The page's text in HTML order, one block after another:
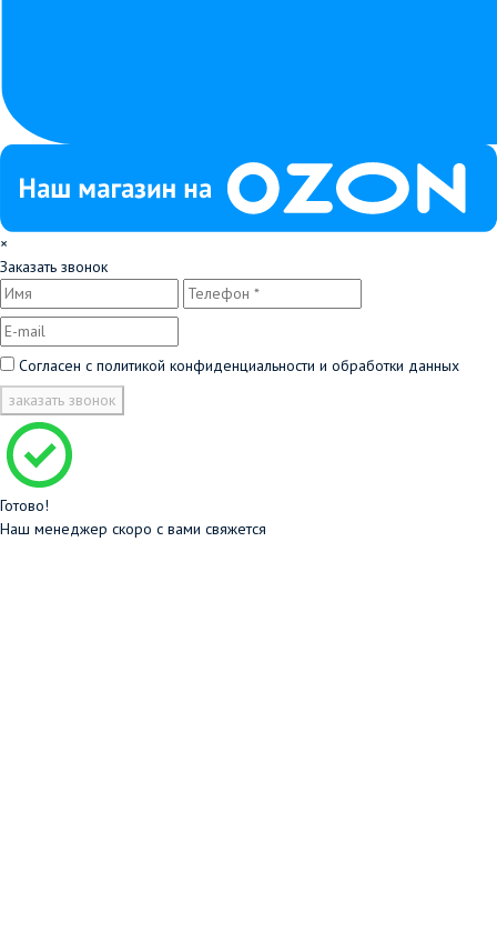
×
Заказать звонок
Согласен с политикой конфиденциальности и обработки данных
заказать звонок
Готово!
Наш менеджер скоро с вами свяжется